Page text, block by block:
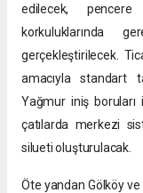
edilecek,
korkuluklarında
gerçekleştirilecek.
amacıyla standart
Yağmur iniş
çatılarda merkezi
silueti oluşturulacak.
Öte yandan Gölköy ve